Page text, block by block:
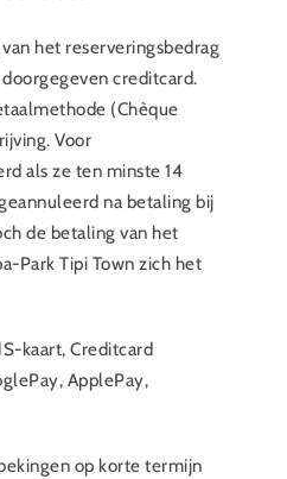
het reserveringsbedrag
creditcard.
(Chèque
Voor
als ze ten minste 14
na betaling bij
de betaling van het
Park Tipi Town zich het
kaart, Creditcard
ApplePay,
op korte termijn